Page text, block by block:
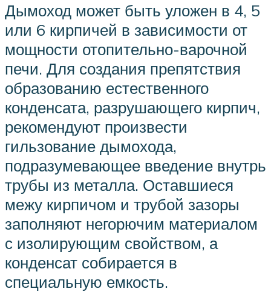
Дымоход может быть уложен в 4, 5
или 6 кирпичей в зависимости от
мощности отопительно-варочной
печи. Для создания препятствия
образованию естественного
конденсата, разрушающего кирпич,
рекомендуют произвести
гильзование дымохода,
подразумевающее введение внутрь
трубы из металла. Оставшиеся
межу кирпичом и трубой зазоры
заполняют негорючим материалом
с изолирующим свойством, а
конденсат собирается в
специальную емкость.